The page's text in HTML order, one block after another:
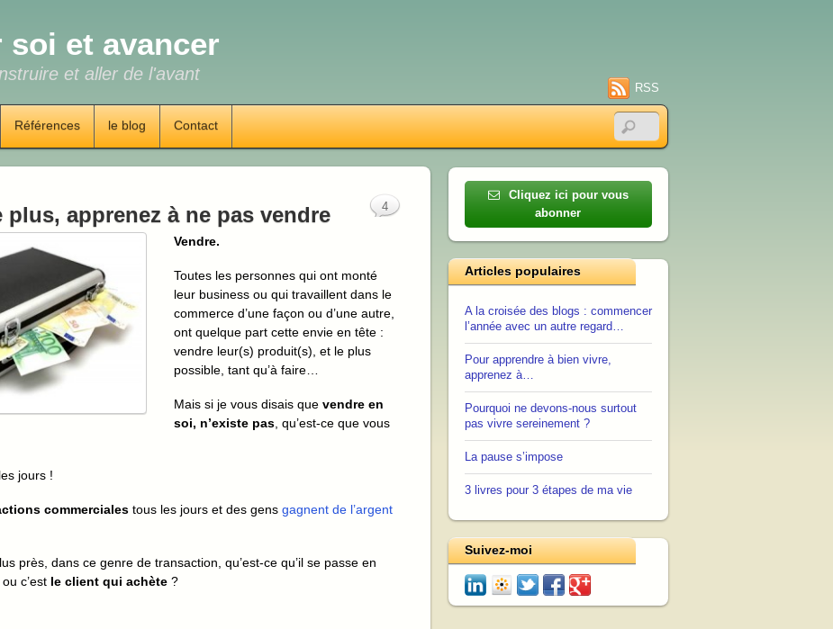
et avancer
et aller de l'avant
RSS
Références le blog Contact
plus, apprenez à ne pas vendre
Vendre.
Toutes les personnes qui ont monté
leur business ou qui travaillent dans le
commerce d’une façon ou d’une autre,
ont quelque part cette envie en tête :
vendre leur(s) produit(s), et le plus
possible, tant qu’à faire…
Mais si je vous disais que vendre en
soi, n’existe pas , qu’est-ce que vous
jours !
commerciales tous les jours et des gens gagnent de l’argent
près, dans ce genre de transaction, qu’est-ce qu’il se passe en
c’est le client qui achète ?
4
Cliquez ici pour vous
abonner
Articles populaires
A la croisée des blogs : commencer
l’année avec un autre regard…
Pour apprendre à bien vivre,
apprenez à…
Pourquoi ne devons-nous surtout
pas vivre sereinement ?
La pause s’impose
3 livres pour 3 étapes de ma vie
Suivez-moi